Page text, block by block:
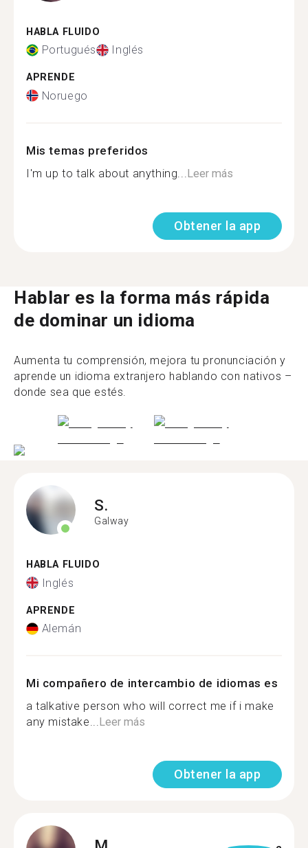
HABLA FLUIDO
Portugués Inglés
APRENDE
Noruego
Mis temas preferidos
I'm up to talk about anything... Leer más
Obtener la app
Hablar es la forma más rápida
de dominar un idioma
Aumenta tu comprensión, mejora tu pronunciación y
aprende un idioma extranjero hablando con nativos –
donde sea que estés.
S.
Galway
HABLA FLUIDO
Inglés
APRENDE
Alemán
Mi compañero de intercambio de idiomas es
a talkative person who will correct me if i make
any mistake...Leer más
Obtener la app